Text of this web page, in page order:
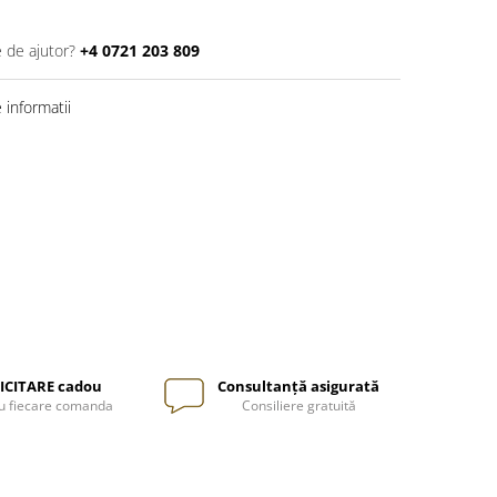
de ajutor? +4 0721 203 809
informatii
cadou
fiecare comanda
Consultanță asigurată
Consiliere gratuită